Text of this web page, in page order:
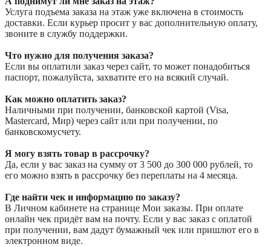
Услуга подъема заказа на этаж уже включена в стоимость
доставки. Если курьер просит у вас дополнительную оплату,
звоните в службу поддержки.
Что нужно для получения заказа?
Если вы оплатили заказ через сайт, то может понадобиться
паспорт, пожалуйста, захватите его на всякий случай.
Как можно оплатить заказ?
Наличными при получении, банковской картой (Visa,
Mastercard, Мир) через сайт или при получении, по
банковскомусчету.
Я могу взять товар в рассрочку?
Да, если у вас заказ на сумму от 3 500 до 300 000 рублей, то
его можно взять в рассрочку без переплаты на 4 месяца.
Где найти чек и информацию по заказу?
В Личном кабинете на странице Мои заказы. При оплате
онлайн чек придёт вам на почту. Если у вас заказ с оплатой
при получении, вам дадут бумажный чек или пришлют его в
электронном виде.